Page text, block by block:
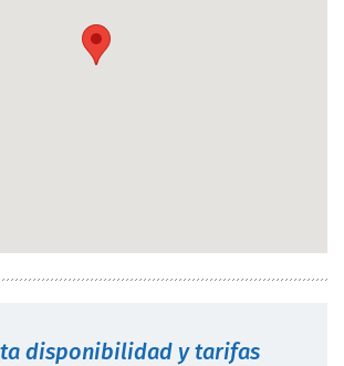
disponibilidad y tarifas